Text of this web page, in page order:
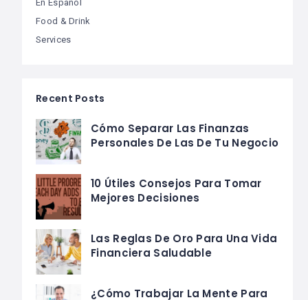
En Español
Food & Drink
Services
Recent Posts
Cómo Separar Las Finanzas
Personales De Las De Tu Negocio
10 Útiles Consejos Para Tomar
Mejores Decisiones
Las Reglas De Oro Para Una Vida
Financiera Saludable
¿Cómo Trabajar La Mente Para